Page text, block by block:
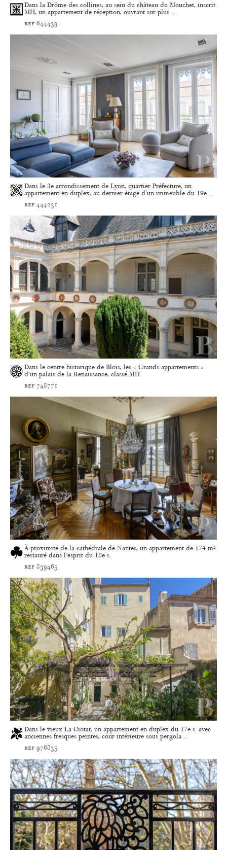
Dans la Drôme des collines, au sein du château du Mouchet, inscrit
MH, un appartement de réception, ouvrant sur plus ...
ref 644439
Dans le 3e arrondissement de Lyon, quartier Préfecture, un
appartement en duplex, au dernier étage d'un immeuble du 19e ...
ref 444231
Dans le centre historique de Blois, les « Grands appartements »
d’un palais de la Renaissance, classé MH
ref 748771
À proximité de la cathédrale de Nantes, un appartement de 174 m²
restauré dans l’esprit du 18e s.
ref 839465
Dans le vieux La Ciotat, un appartement en duplex du 17e s. avec
anciennes fresques peintes, cour intérieure sous pergola ...
ref 976835